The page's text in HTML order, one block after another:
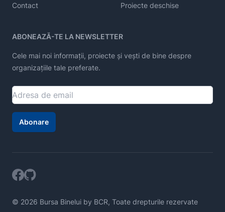
Contact Proiecte deschise
ABONEAZĂ-TE LA NEWSLETTER
Cele mai noi informații, proiecte și vești de bine despre
organizațiile tale preferate.
Abonare
© 2026 Bursa Binelui by BCR, Toate drepturile rezervate